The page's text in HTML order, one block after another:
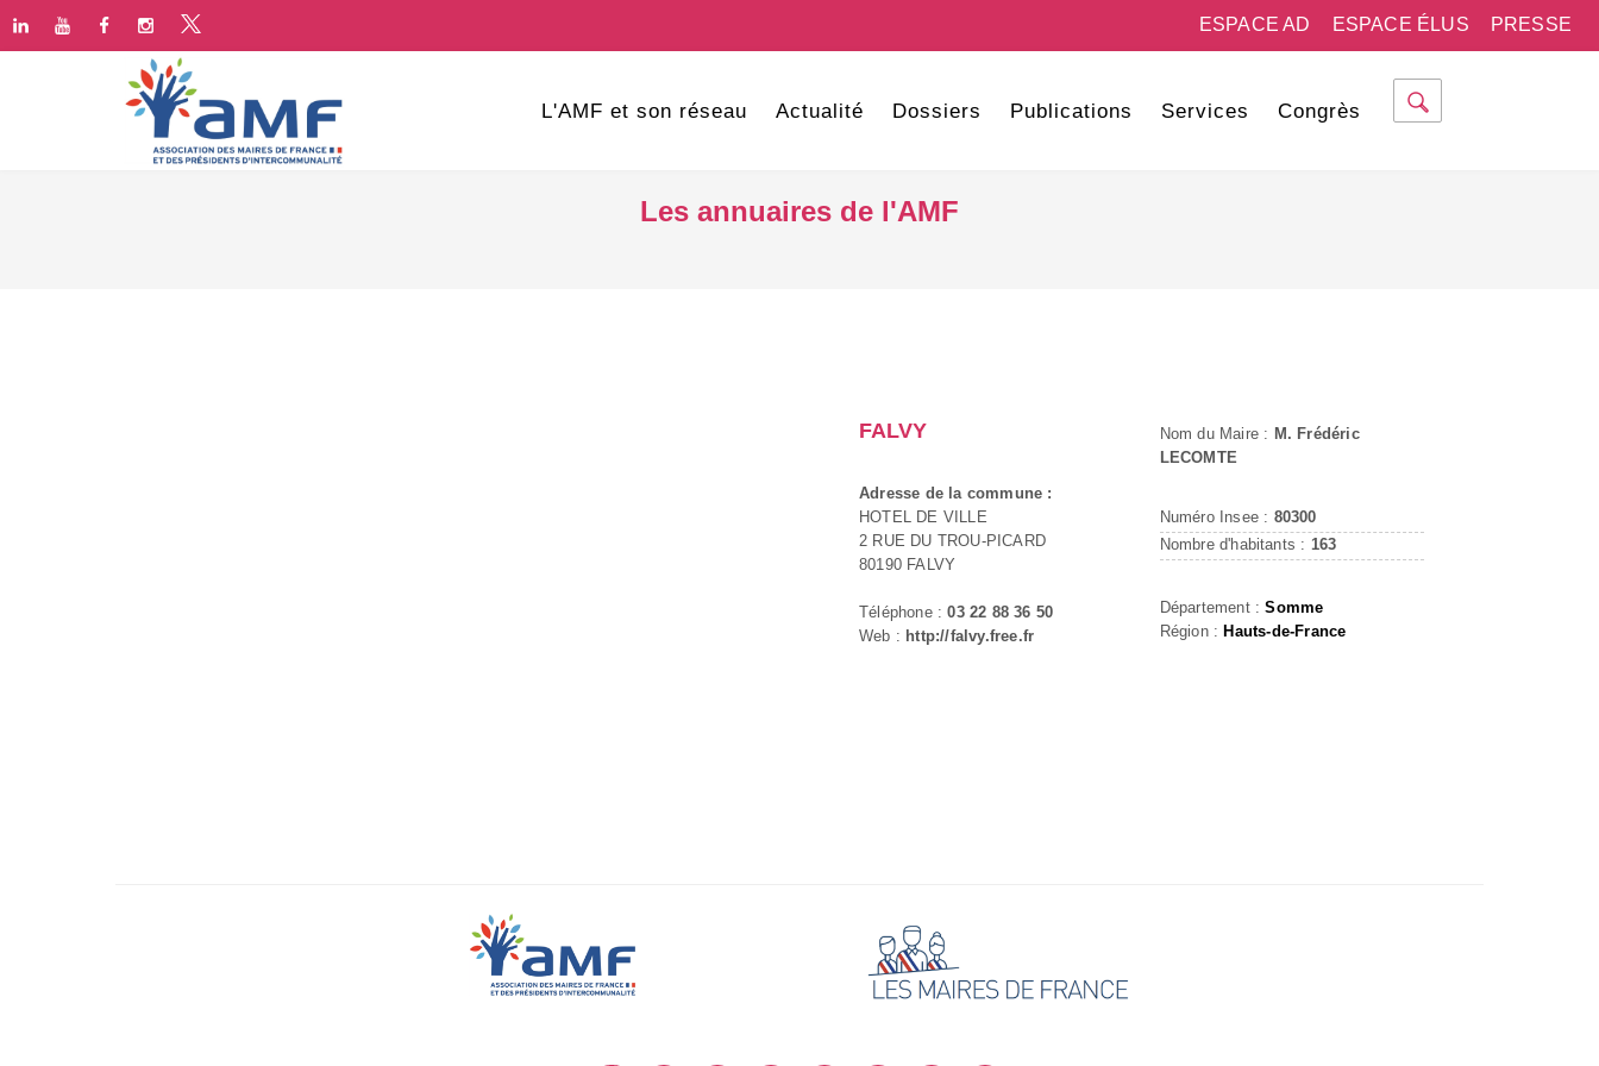
PRESSE
ESPACE ÉLUS
ESPACE AD
L'AMF et son réseau Actualité Dossiers Publications Services Congrès
Les annuaires de l'AMF
FALVY
Adresse de la commune :
HOTEL DE VILLE
2 RUE DU TROU-PICARD
80190 FALVY
Téléphone :03 22 88 36 50
Web : http://falvy.free.fr
Nom du Maire : M. Frédéric
LECOMTE
Numéro Insee : 80300
Nombre d'habitants : 163
Département :Somme
Région : Hauts-de-France